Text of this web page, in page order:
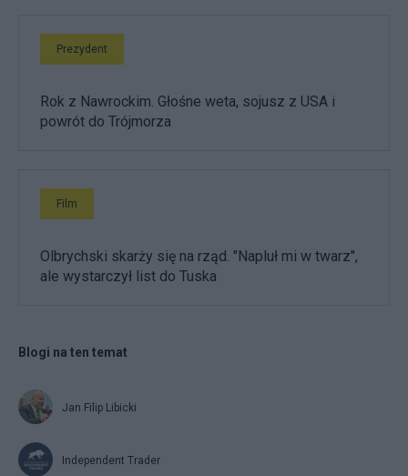
Prezydent
Rok z Nawrockim. Głośne weta, sojusz z USA i
powrót do Trójmorza
Film
Olbrychski skarży się na rząd. "Napluł mi w twarz",
ale wystarczył list do Tuska
Blogi na ten temat
Jan Filip Libicki
Independent Trader